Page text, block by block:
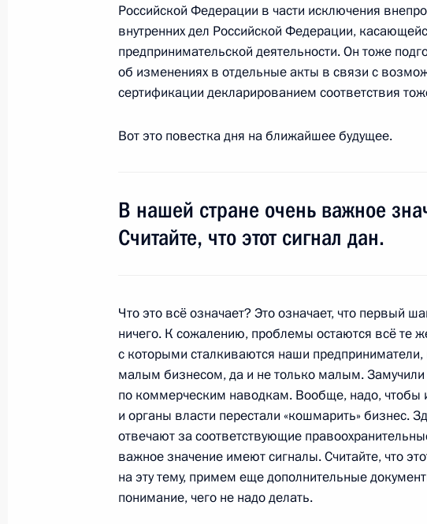
3 декабря 2008 года, 17:15
Рабочая встреча с Первым заместителем
1 декабря 2008 года, 20:00
Стенографический отчёт о совещании по
собственности субъектов малого и среднего
предпринимательства
Встреча с военнослужащими Военно-
Российской Федерации в части исключения
внутренних дел Российской Федерации,
предпринимательской деятельности. Он тоже
об изменениях в отдельные акты в связи с
сертификации декларированием соответствия
Вот это повестка дня на ближайшее будущее.
В нашей стране очень важное
Считайте, что этот сигнал дан.
Что это всё означает? Это означает, что первый
ничего. К сожалению, проблемы остаются всё те
с которыми сталкиваются наши
малым бизнесом, да и не только малым. Замучили
по коммерческим наводкам. Вообще, надо, чтобы
и органы власти перестали «кошмарить» бизнес.
отвечают за соответствующие
важное значение имеют сигналы. Считайте, что
на эту тему, примем еще дополнительные
понимание, чего не надо делать.